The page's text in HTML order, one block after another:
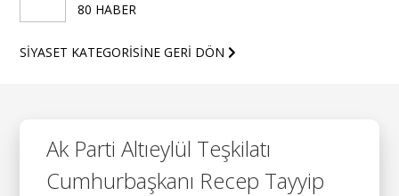
80 HABER
SİYASET KATEGORİSİNE GERİ DÖN
Ak Parti Altıeylül Teşkilatı
Cumhurbaşkanı Recep Tayyip